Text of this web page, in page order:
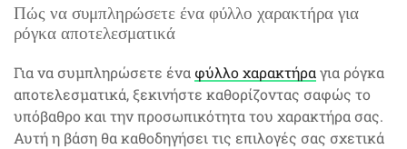
Πώς να συμπληρώσετε ένα φύλλο χαρακτήρα για
ρόγκα αποτελεσματικά
Για να συμπληρώσετε ένα φύλλο χαρακτήραγια ρόγκα
αποτελεσματικά, ξεκινήστε καθορίζοντας σαφώς το
υπόβαθρο και την προσωπικότητα του χαρακτήρα σας.
Αυτή η βάση θα καθοδηγήσει τις επιλογές σας σχετικά